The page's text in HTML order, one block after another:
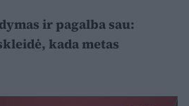
ir pagalba sau:
kada metas